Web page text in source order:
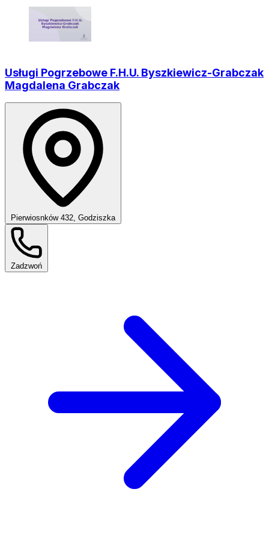
Usługi Pogrzebowe F.H.U. Byszkiewicz-Grabczak
Magdalena Grabczak
Pierwiosnków 432, Godziszka
Zadzwoń